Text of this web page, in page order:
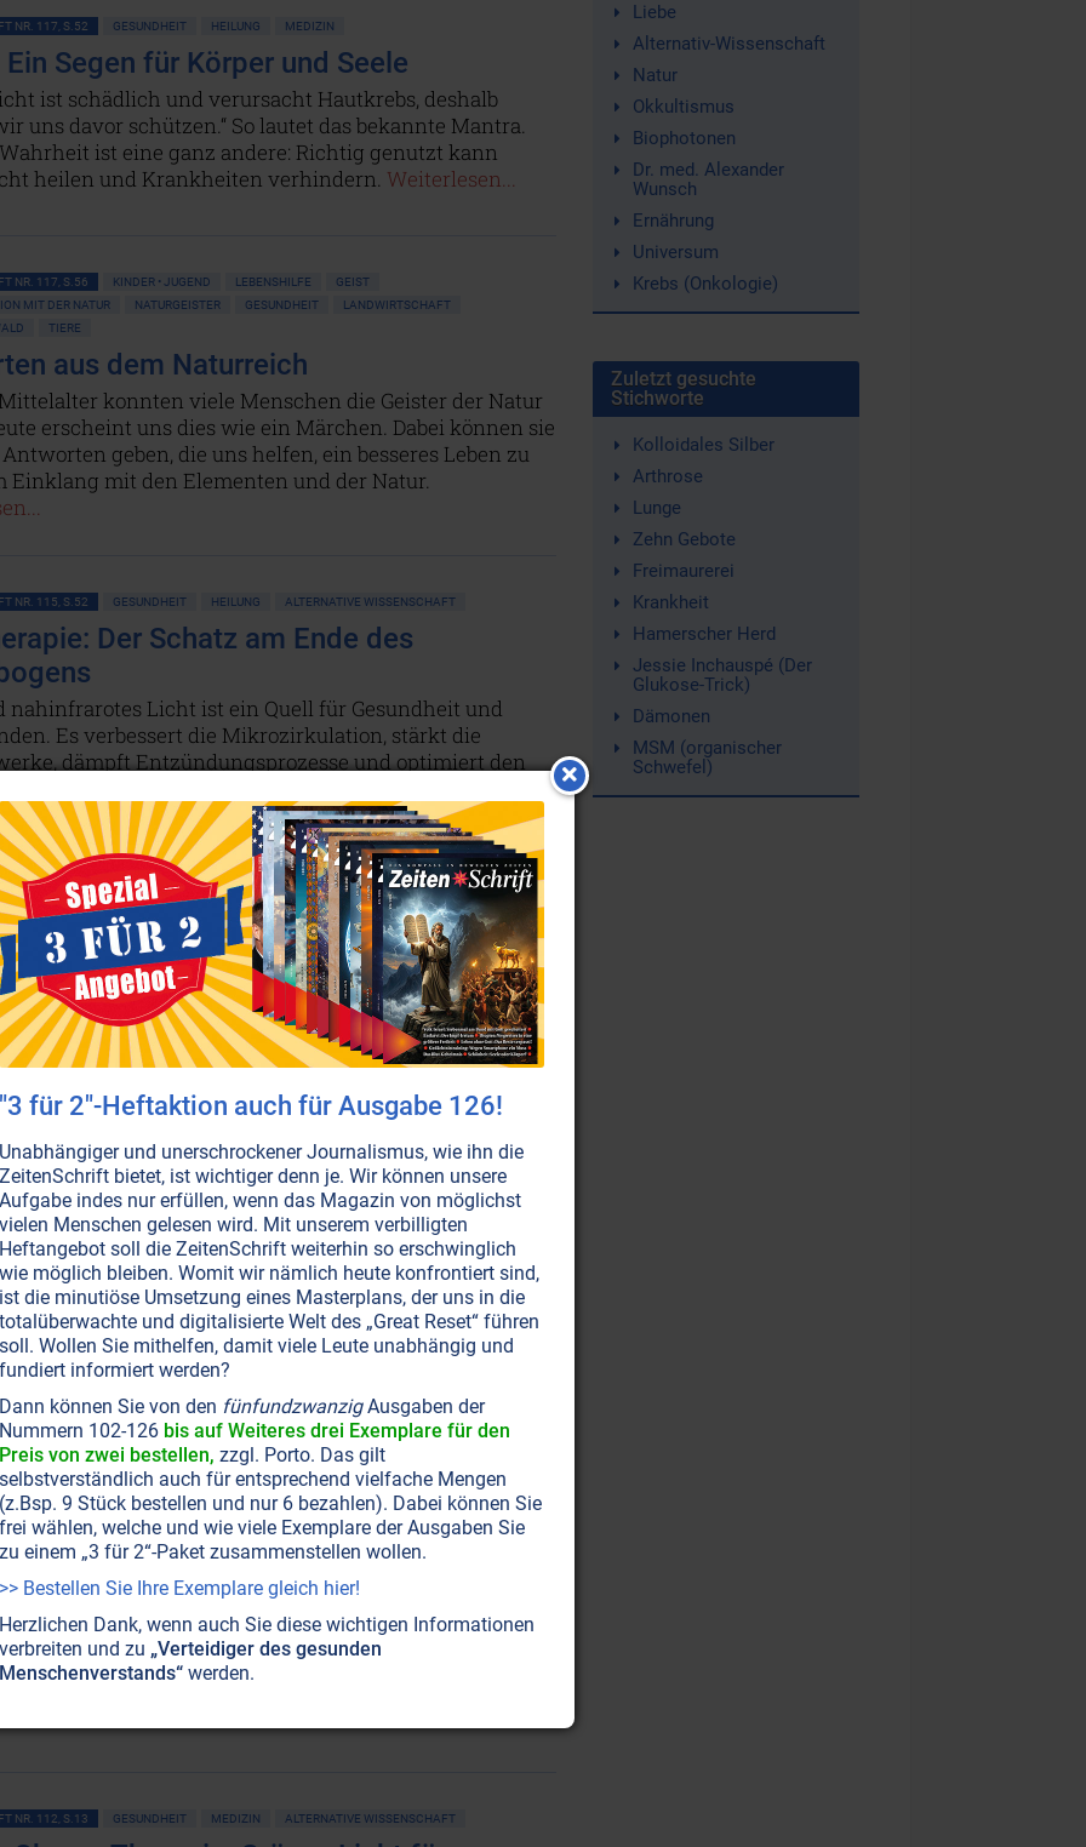
NR. 117, S.52 GESUNDHEIT HEILUNG MEDIZIN
Ein Segen für Körper und Seele
ist schädlich und verursacht Hautkrebs, deshalb
uns davor schützen.“ So lautet das bekannte Mantra.
ist eine ganz andere: Richtig genutzt kann
heilen und Krankheiten verhindern. Weiterlesen...
NR. 117, S.56 KINDER • JUGEND LEBENSHILFE
GEIST
MIT DER NATUR
NATURGEISTER GESUNDHEIT
LANDWIRTSCHAFT
TIERE
aus dem Naturreich
konnten viele Menschen die Geister der Natur
erscheint uns dies wie ein Märchen. Dabei können sie
geben, die uns helfen, ein besseres Leben zu
Einklang mit den Elementen und der Natur.
NR. 115, S.52 GESUNDHEIT HEILUNG ALTERNATIVE WISSENSCHAFT
Der Schatz am Ende des
nahinfrarotes Licht ist ein Quell für Gesundheit und
Es verbessert die Mikrozirkulation, stärkt die
dämpft Entzündungsprozesse und optimiert den
Und das Beste: Man kann sich ein solches „Lichtbad“
mit einfachsten Mitteln selbst bauen.
NR. 114, S.18 BEWUSSTSEIN HEILUNG MEDIZIN
ALTERNATIVE WISSENSCHAFT
WISSENSCHAFT UND ETHIK RAUM & ZEIT
Haben wir ein Immunsystem aus
Erkenntnisse über unser Erbgut in
zeigen: Der Mensch ist tatsächlich ein pulsierendes
das mit dem ganzen Kosmos in Resonanz steht. Wie
unsere DNA beeinflussen und was das für eine
Zukunft bedeutet, die wahrhaft heilen kann.
NR. 113, S.22 BEWUSSTSEIN UNIVERSUM
ALTERNATIVE WISSENSCHAFT
Der Gottesbeweis wider Willen
den Mikrokosmos öffnet uns die Augen für jene Kraft,
Makrokosmos durchdringt: Warum die
aus der Quantenphysik längst unsere Sicht auf die
haben sollten.Weiterlesen...
NR. 113, S.28
Gedanke gebiert die Welt
hier eine geistige Betrachtung über den Ursprung des
und wie der Gedanke die Welt gebiert und
NR. 112, S.13 GESUNDHEIT MEDIZIN ALTERNATIVE WISSENSCHAFT
Liebe
Alternativ-Wissenschaft
Natur
Okkultismus
Biophotonen
Dr. med. Alexander
Wunsch
Ernährung
Universum
Krebs (Onkologie)
Zuletzt gesuchte
Stichworte
Kolloidales Silber
Arthrose
Lunge
Zehn Gebote
Freimaurerei
Krankheit
Hamerscher Herd
Jessie Inchauspé (Der
Glukose-Trick)
Dämonen
MSM (organischer
Schwefel)
"3 für 2"-Heftaktion auch für Ausgabe 126!
Unabhängiger und unerschrockener Journalismus, wie ihn die
ZeitenSchrift bietet, ist wichtiger denn je. Wir können unsere
Aufgabe indes nur erfüllen, wenn das Magazin von möglichst
vielen Menschen gelesen wird. Mit unserem verbilligten
Heftangebot soll die ZeitenSchrift weiterhin so erschwinglich
wie möglich bleiben. Womit wir nämlich heute konfrontiert sind,
ist die minutiöse Umsetzung eines Masterplans, der uns in die
totalüberwachte und digitalisierte Welt des „Great Reset“ führen
soll. Wollen Sie mithelfen, damit viele Leute unabhängig und
fundiert informiert werden?
Dann können Sie von den fünfundzwanzigAusgaben der
Nummern 102-126 bis auf Weiteres drei Exemplare für den
Preis von zwei bestellen, zzgl. Porto. Das gilt
selbstverständlich auch für entsprechend vielfache Mengen
(z.Bsp. 9 Stück bestellen und nur 6 bezahlen). Dabei können Sie
frei wählen, welche und wie viele Exemplare der Ausgaben Sie
zu einem „3 für 2“-Paket zusammenstellen wollen.
>> Bestellen Sie Ihre Exemplare gleich hier!
Herzlichen Dank, wenn auch Sie diese wichtigen Informationen
verbreiten und zu „Verteidiger des gesunden
Menschenverstands“werden.